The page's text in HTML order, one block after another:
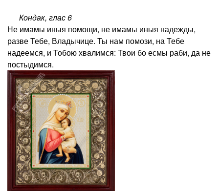
Кондак, глас 6
Не имамы иныя помощи, не имамы иныя надежды,
разве Тебе, Владычице. Ты нам помози, на Тебе
надеемся, и Тобою хвaлимся: Твои бо есмы раби, да не
постыдимся.